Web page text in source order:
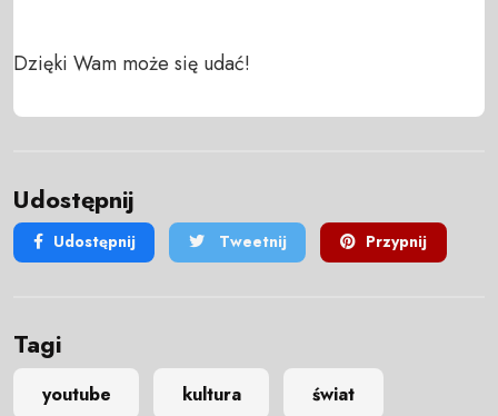
Dzięki Wam może się udać!
Udostępnij
Udostępnij Tweetnij Przypnij
Tagi
youtube kultura świat